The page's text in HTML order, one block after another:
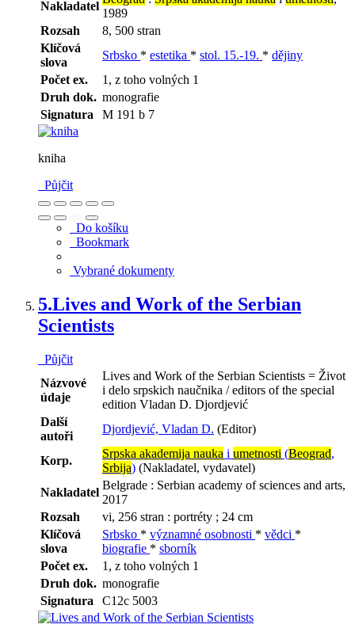
Nakladatel
1989
Rozsah
8, 500 stran
Klíčová
slova
Srbsko * estetika * stol. 15.-19. * dějiny
Počet ex.
1, z toho volných 1
Druh dok. monografie
Signatura
M 191 b 7
kniha
Půjčit
Do košíku
Bookmark
Vybrané dokumenty
5.Lives and Work of the Serbian
Scientists
Půjčit
Názvové
údaje
Lives and Work of the Serbian Scientists = Život
i delo srpskich naučnika / editors of the special
edition Vladan D. Djordjević
Další
autoři
Djordjević, Vladan D. (Editor)
Korp.
Srpska akademija nauka i umetnosti (Beograd,
Srbija) (Nakladatel, vydavatel)
Nakladatel
Belgrade : Serbian academy of sciences and arts,
2017
Rozsah
vi, 256 stran : portréty ; 24 cm
Klíčová
slova
Srbsko * významné osobnosti * vědci *
biografie * sborník
Počet ex.
1, z toho volných 1
Druh dok. monografie
Signatura
C12c 5003